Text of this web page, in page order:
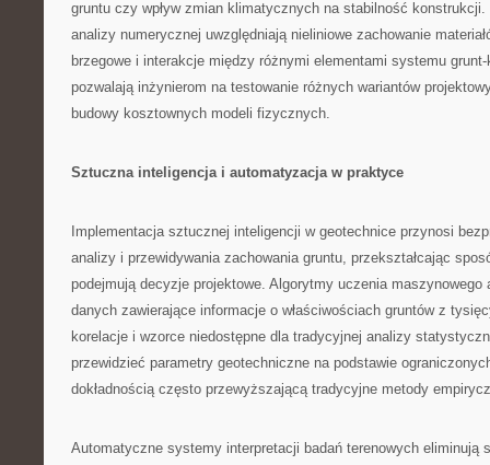
gruntu czy wpływ zmian klimatycznych na stabilność konstrukcji.
analizy numerycznej uwzględniają nieliniowe zachowanie
brzegowe i interakcje między różnymi elementami systemu
pozwalają inżynierom na testowanie różnych wariantów
budowy kosztownych modeli fizycznych.
Sztuczna inteligencja i automatyzacja w praktyce
Implementacja sztucznej inteligencji w geotechnice przynosi
analizy i przewidywania zachowania gruntu, przekształcając
podejmują decyzje projektowe. Algorytmy uczenia maszynowego
danych zawierające informacje o właściwościach gruntów z
korelacje i wzorce niedostępne dla tradycyjnej analizy
przewidzieć parametry geotechniczne na podstawie
dokładnością często przewyższającą tradycyjne metody
Automatyczne systemy interpretacji badań terenowych eliminują